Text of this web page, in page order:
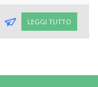
LEGGI TUTTO